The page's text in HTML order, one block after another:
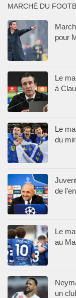
MARCHÉ DU
pour
Le
à
Le
du
de
Le
au
un